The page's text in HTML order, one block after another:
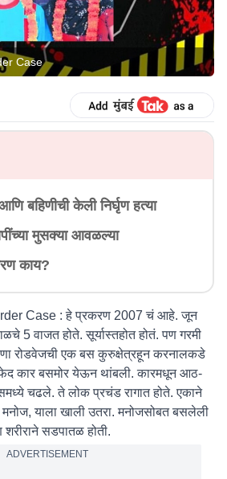
Case
बहिणीची केली निर्घृण हत्या
मुसक्या आवळल्या
काय?
Case : हे प्रकरण 2007 चं आहे. जून
5 वाजत होते. सूर्यास्तहोत होतं. पण गरमी
रोडवेजची एक बस कुरुक्षेत्रहून करनालकडे
कार बसमोर येऊन थांबली. कारमधून आठ-
चढले. ते लोक प्रचंड रागात होते. एकाने
मनोज, याला खाली उतरा. मनोजसोबत बसलेली
शरीराने सडपातळ होती.
ADVERTISEMENT